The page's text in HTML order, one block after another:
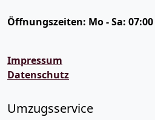
Öffnungszeiten: Mo - Sa:
Impressum
Datenschutz
Umzugsservice